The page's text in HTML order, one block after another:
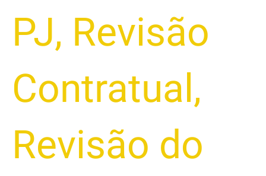
PJ, Revisão
Contratual ,
Revisão do